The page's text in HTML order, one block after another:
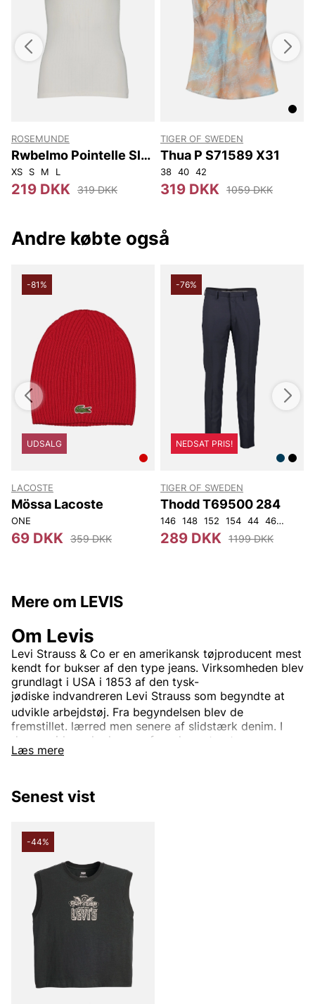
ROSEMUNDE
Rwbelmo Pointelle Sl
Boxer Top
XS S M L
219 DKK 319 DKK
TIGER OF SWEDEN
Thua P S71589 X31
38 40 42
319 DKK 1059 DKK
Andre købte også
-81%
UDSALG
LACOSTE
Mössa Lacoste
ONE
69 DKK 359 DKK
-76%
NEDSAT PRIS!
TIGER OF SWEDEN
Thodd T69500 284
146 148 152 154 44 46 48
289 DKK 1199 DKK
Mere om LEVIS
Læs mere
Om Levis
Levi Strauss & Co er en amerikansk tøjproducent mest
kendt for bukser af den type jeans. Virksomheden blev
grundlagt i USA i 1853 af den tysk-
jødiske indvandreren Levi Strauss som begyndte at
udvikle arbejdstøj. Fra begyndelsen blev de
fremstillet. lærred men senere af slidstærk denim. I
dag er virksomheden en af verdens største
tøjvirksomheder.
er Levi’s Det bruges til tøj verden rundt. Oprindeligt var
Levi's kun et produktnavn på de
diverse andre beklædningsgenstande og tilbehør. Den
mest kendte jeansmodel er
klassiker verden over.
Informationen er hentet fra Wikipedia.
Andre populære mærker:
NN07
Senest vist
-44%